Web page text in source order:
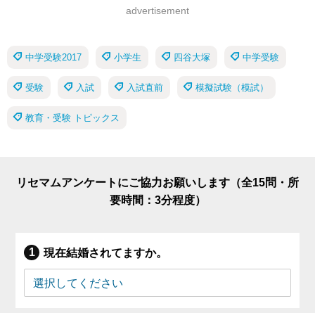
advertisement
中学受験2017 小学生 四谷大塚 中学受験
受験 入試 入試直前 模擬試験（模試）
教育・受験 トピックス
リセマムアンケートにご協力お願いします（全15問・所
要時間：3分程度）
現在結婚されてますか。